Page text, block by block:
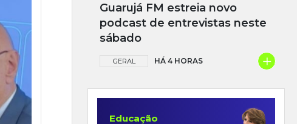
Guarujá FM estreia novo
podcast de entrevistas neste
sábado
GERAL HÁ 4 HORAS +
Educação